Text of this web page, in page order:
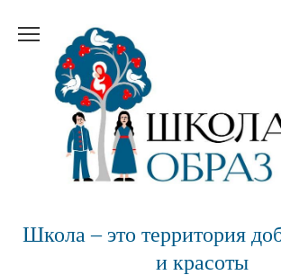
содержанию
Школа – это территория
и красоты